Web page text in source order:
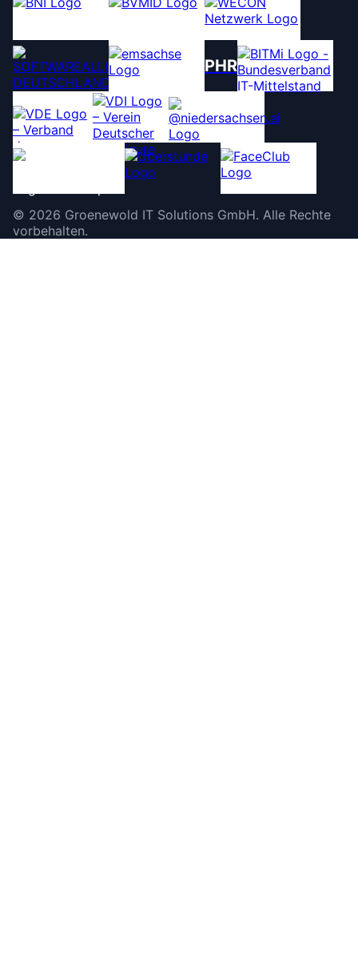
PHR
© 2026 Groenewold IT Solutions GmbH. Alle Rechte
vorbehalten.